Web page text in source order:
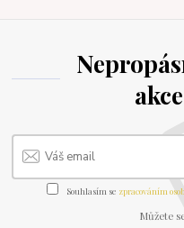
Souhlasím se zpracováním
Můžete